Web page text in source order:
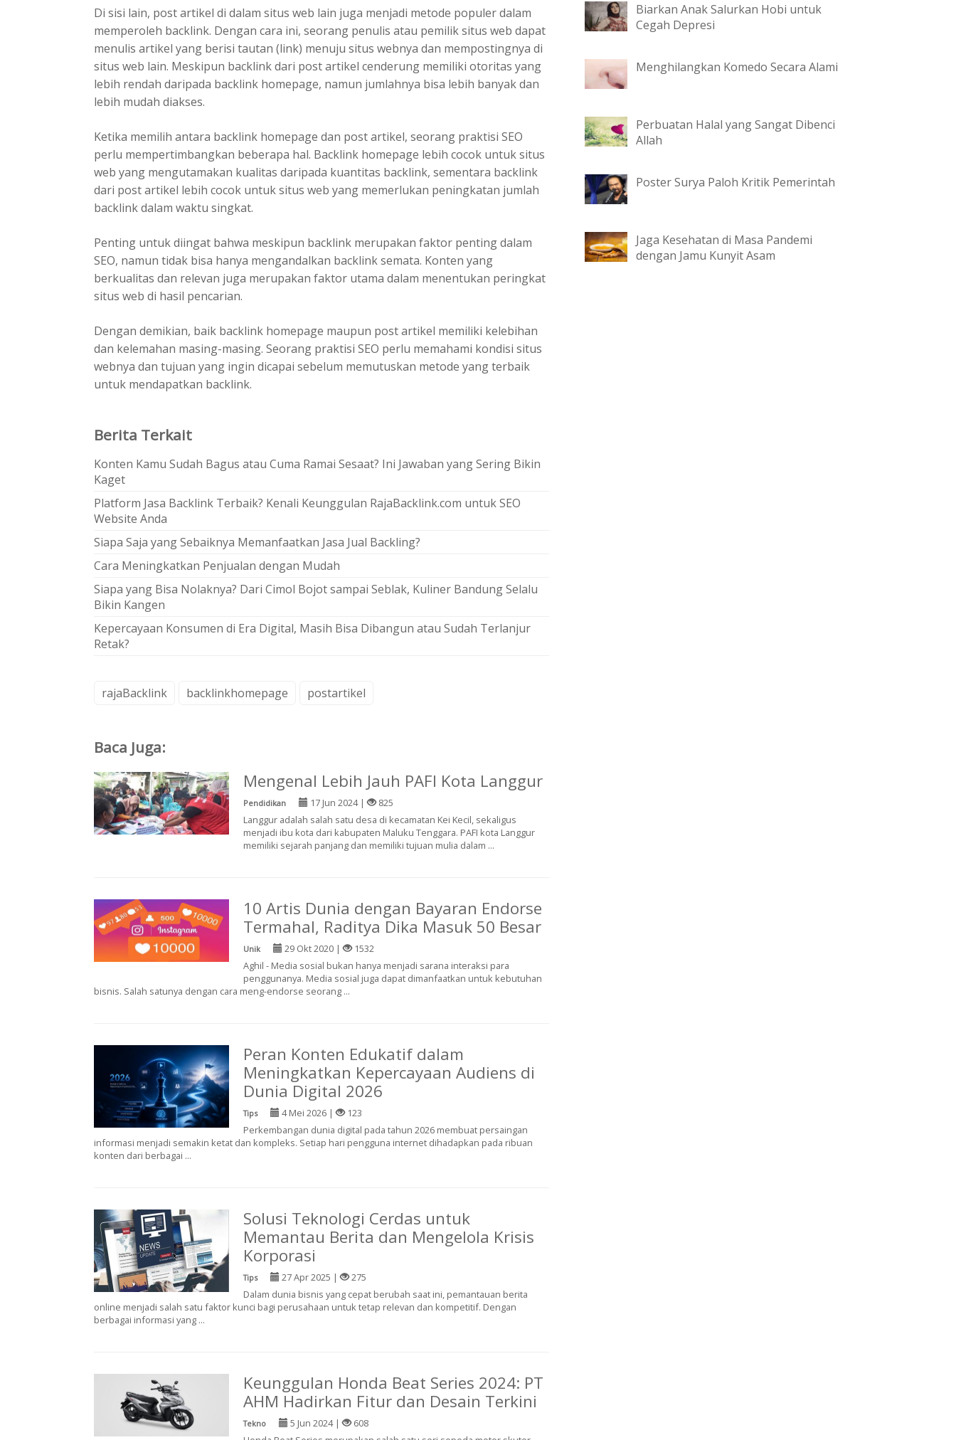
Di sisi lain, post artikel di dalam situs web lain juga menjadi metode populer dalam
memperoleh backlink. Dengan cara ini, seorang penulis atau pemilik situs web dapat
menulis artikel yang berisi tautan (link) menuju situs webnya dan mempostingnya di
situs web lain. Meskipun backlink dari post artikel cenderung memiliki otoritas yang
lebih rendah daripada backlink homepage, namun jumlahnya bisa lebih banyak dan
lebih mudah diakses.
Ketika memilih antara backlink homepage dan post artikel, seorang praktisi SEO
perlu mempertimbangkan beberapa hal. Backlink homepage lebih cocok untuk situs
web yang mengutamakan kualitas daripada kuantitas backlink, sementara backlink
dari post artikel lebih cocok untuk situs web yang memerlukan peningkatan jumlah
backlink dalam waktu singkat.
Penting untuk diingat bahwa meskipun backlink merupakan faktor penting dalam
SEO, namun tidak bisa hanya mengandalkan backlink semata. Konten yang
berkualitas dan relevan juga merupakan faktor utama dalam menentukan peringkat
situs web di hasil pencarian.
Dengan demikian, baik backlink homepage maupun post artikel memiliki kelebihan
dan kelemahan masing-masing. Seorang praktisi SEO perlu memahami kondisi situs
webnya dan tujuan yang ingin dicapai sebelum memutuskan metode yang terbaik
untuk mendapatkan backlink.
Berita Terkait
Konten Kamu Sudah Bagus atau Cuma Ramai Sesaat? Ini Jawaban yang Sering Bikin
Kaget
Platform Jasa Backlink Terbaik? Kenali Keunggulan RajaBacklink.com untuk SEO
Website Anda
Siapa Saja yang Sebaiknya Memanfaatkan Jasa Jual Backling?
Cara Meningkatkan Penjualan dengan Mudah
Siapa yang Bisa Nolaknya? Dari Cimol Bojot sampai Seblak, Kuliner Bandung Selalu
Bikin Kangen
Kepercayaan Konsumen di Era Digital, Masih Bisa Dibangun atau Sudah Terlanjur
Retak?
rajaBacklink backlinkhomepage postartikel
Baca Juga:
Mengenal Lebih Jauh PAFI Kota Langgur
Pendidikan 17 Jun 2024 |
825
Langgur adalah salah satu desa di kecamatan Kei Kecil, sekaligus
menjadi ibu kota dari kabupaten Maluku Tenggara. PAFI kota Langgur
memiliki sejarah panjang dan memiliki tujuan mulia dalam ...
10 Artis Dunia dengan Bayaran Endorse
Termahal, Raditya Dika Masuk 50 Besar
Unik 29 Okt 2020 |
1532
Aghil - Media sosial bukan hanya menjadi sarana interaksi para
penggunanya. Media sosial juga dapat dimanfaatkan untuk kebutuhan
bisnis. Salah satunya dengan cara meng-endorse seorang ...
Peran Konten Edukatif dalam
Meningkatkan Kepercayaan Audiens di
Dunia Digital 2026
Tips 4 Mei 2026 |
123
Perkembangan dunia digital pada tahun 2026 membuat persaingan
informasi menjadi semakin ketat dan kompleks. Setiap hari pengguna internet dihadapkan pada ribuan
konten dari berbagai ...
Solusi Teknologi Cerdas untuk
Memantau Berita dan Mengelola Krisis
Korporasi
Tips 27 Apr 2025 |
275
Dalam dunia bisnis yang cepat berubah saat ini, pemantauan berita
online menjadi salah satu faktor kunci bagi perusahaan untuk tetap relevan dan kompetitif. Dengan
berbagai informasi yang ...
Keunggulan Honda Beat Series 2024: PT
AHM Hadirkan Fitur dan Desain Terkini
Tekno 5 Jun 2024 |
608
Biarkan Anak Salurkan Hobi untuk
Cegah Depresi
Menghilangkan Komedo Secara Alami
Perbuatan Halal yang Sangat Dibenci
Allah
Poster Surya Paloh Kritik Pemerintah
Jaga Kesehatan di Masa Pandemi
dengan Jamu Kunyit Asam